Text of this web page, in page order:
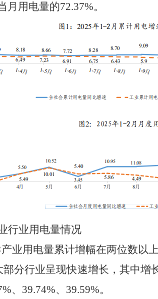
月用电量的72.37%。
行业用电量情况
产业用电量累计增幅在两位数以
部分行业呈现快速增长，其中增
、 39.74%、 39.59%。